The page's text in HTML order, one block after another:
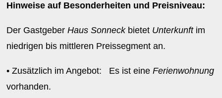
Hinweise auf Besonderheiten und Preisniveau:
Der GastgeberHaus Sonneckbietet Unterkunftim
niedrigen bis mittleren Preissegment an.
• Zusätzlich im Angebot: Es ist eineFerienwohnung
vorhanden.